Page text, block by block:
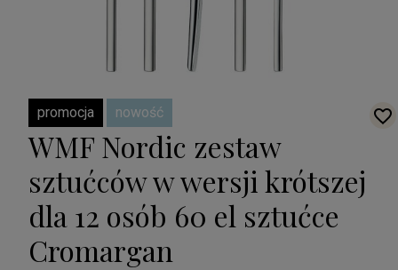
promocja nowość
WMF Nordic zestaw
sztućców w wersji krótszej
dla 12 osób 60 el sztućce
Cromargan